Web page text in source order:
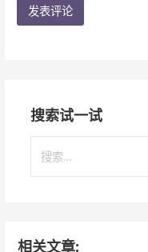
搜索试一试
索
相关文章: